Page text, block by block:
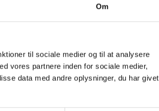
Om
til sociale medier og til at analysere
vores partnere inden for sociale medier,
data med andre oplysninger, du har givet
automatisk fremgå af ordren.